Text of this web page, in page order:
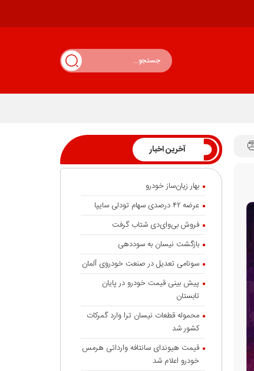
آخرین اخبار
بهار زیان‌ساز خودرو
عرضه ۴۲ درصدی سهام تودلی سایپا
فروش بی‌وای‌دی شتاب گرفت
بازگشت نیسان به سوددهی
سونامی تعدیل در صنعت خودروی آلمان
پیش بینی قیمت خودرو در پایان
تابستان
محموله قطعات نیسان ترا وارد گمرکات
کشور شد
قیمت هیوندای سانتافه وارداتی هرمس
خودرو اعلام شد